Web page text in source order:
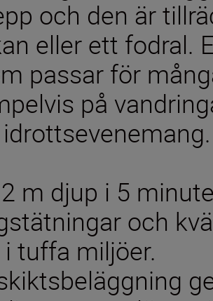
och den är
eller ett fodral.
passar för
på
m djup i 5
och
tuffa miljöer.